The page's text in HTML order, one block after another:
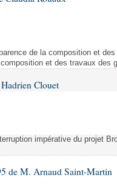
de la composition et
et des travaux des
Clouet
impérative du projet
de M. Arnaud Saint-Martin